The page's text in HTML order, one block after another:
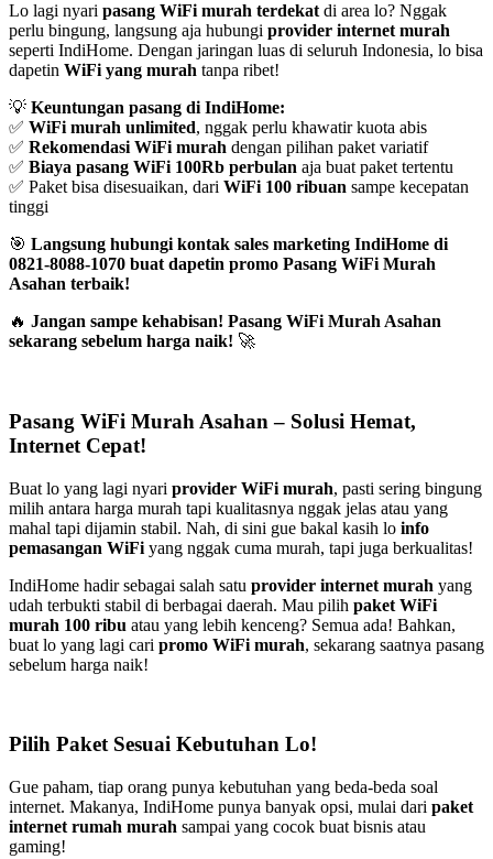
Lo lagi nyari pasang WiFi murah terdekat di area lo? Nggak
perlu bingung, langsung aja hubungi provider internet murah
seperti IndiHome. Dengan jaringan luas di seluruh Indonesia, lo bisa
dapetin WiFi yang murah tanpa ribet!
💡 Keuntungan pasang di IndiHome:
✅ WiFi murah unlimited, nggak perlu khawatir kuota abis
✅ Rekomendasi WiFi murah dengan pilihan paket variatif
✅ Biaya pasang WiFi 100Rb perbulan aja buat paket tertentu
✅ Paket bisa disesuaikan, dari WiFi 100 ribuan sampe kecepatan
tinggi
🎯 Langsung hubungi kontak sales marketing IndiHome di
0821-8088-1070 buat dapetin promo Pasang WiFi Murah
Asahan terbaik!
🔥 Jangan sampe kehabisan! Pasang WiFi Murah Asahan
sekarang sebelum harga naik! 🚀
Pasang WiFi Murah Asahan – Solusi Hemat,
Internet Cepat!
Buat lo yang lagi nyari provider WiFi murah, pasti sering bingung
milih antara harga murah tapi kualitasnya nggak jelas atau yang
mahal tapi dijamin stabil. Nah, di sini gue bakal kasih lo info
pemasangan WiFi yang nggak cuma murah, tapi juga berkualitas!
IndiHome hadir sebagai salah satu provider internet murah yang
udah terbukti stabil di berbagai daerah. Mau pilih paket WiFi
murah 100 ribu atau yang lebih kenceng? Semua ada! Bahkan,
buat lo yang lagi cari promo WiFi murah, sekarang saatnya pasang
sebelum harga naik!
Pilih Paket Sesuai Kebutuhan Lo!
Gue paham, tiap orang punya kebutuhan yang beda-beda soal
internet. Makanya, IndiHome punya banyak opsi, mulai dari paket
internet rumah murah sampai yang cocok buat bisnis atau
gaming!